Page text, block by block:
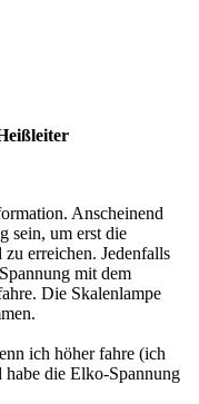
Anscheinend
sein, um erst die
erreichen. Jedenfalls
mit dem
Die Skalenlampe
ich höher fahre (ich
die Elko-Spannung